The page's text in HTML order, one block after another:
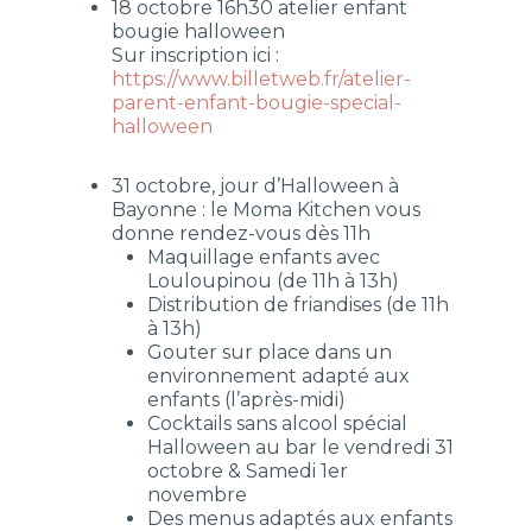
18 octobre 16h30 atelier enfant
bougie halloween
Sur inscription ici :
https://www.billetweb.fr/atelier-
parent-enfant-bougie-special-
halloween
31 octobre, jour d’Halloween à
Bayonne : le Moma Kitchen vous
donne rendez-vous dès 11h
Maquillage enfants avec
Louloupinou (de 11h à 13h)
Distribution de friandises (de 11h
à 13h)
Gouter sur place dans un
environnement adapté aux
enfants (l’après-midi)
Cocktails sans alcool spécial
Halloween au bar le vendredi 31
octobre & Samedi 1er
novembre
Des menus adaptés aux enfants